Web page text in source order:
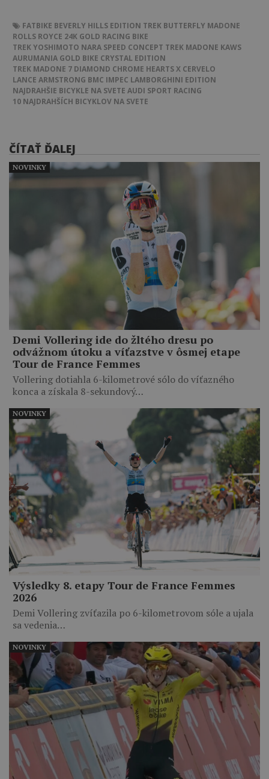
FATBIKE BEVERLY HILLS EDITION TREK BUTTERFLY MADONE
ROLLS ROYCE 24K GOLD RACING BIKE
TREK YOSHIMOTO NARA SPEED CONCEPT TREK MADONE KAWS
AURUMANIA GOLD BIKE CRYSTAL EDITION
TREK MADONE 7 DIAMOND CHROME HEARTS X CERVELO
LANCE ARMSTRONG BMC IMPEC LAMBORGHINI EDITION
NAJDRAHŠIE BICYKLE NA SVETE AUDI SPORT RACING
10 NAJDRAHŠÍCH BICYKLOV NA SVETE
ČÍTAŤ ĎALEJ
Demi Vollering ide do žltého dresu po
odvážnom útoku a víťazstve v ôsmej etape
Tour de France Femmes
Vollering dotiahla 6-kilometrové sólo do víťazného
konca a získala 8-sekundový…
NOVINKY
Výsledky 8. etapy Tour de France Femmes
2026
Demi Vollering zvíťazila po 6-kilometrovom sóle a ujala
sa vedenia…
NOVINKY
NOVINKY